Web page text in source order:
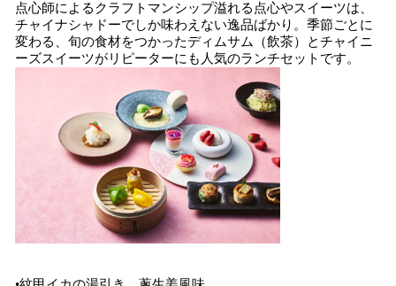
点心師によるクラフトマンシップ溢れる点心やスイーツは、
チャイナシャドーでしか味わえない逸品ばかり。季節ごとに
変わる、旬の食材をつかったディムサム（飲茶）とチャイニ
ーズスイーツがリピーターにも人気のランチセットです。